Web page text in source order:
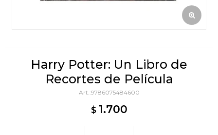
Harry Potter: Un Libro de
Recortes de Película
9786075484600
$ 1.700